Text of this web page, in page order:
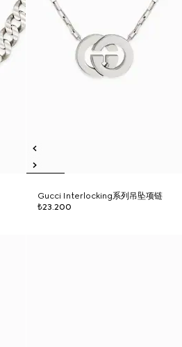
Gucci Interlocking系列吊坠项链
₺23.200